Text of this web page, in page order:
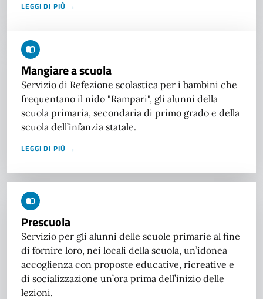
LEGGI DI PIÙ →
Mangiare a scuola
Servizio di Refezione scolastica per i bambini che
frequentano il nido "Rampari", gli alunni della
scuola primaria, secondaria di primo grado e della
scuola dell’infanzia statale.
LEGGI DI PIÙ →
Prescuola
Servizio per gli alunni delle scuole primarie al fine
di fornire loro, nei locali della scuola, un’idonea
accoglienza con proposte educative, ricreative e
di socializzazione un’ora prima dell’inizio delle
lezioni.